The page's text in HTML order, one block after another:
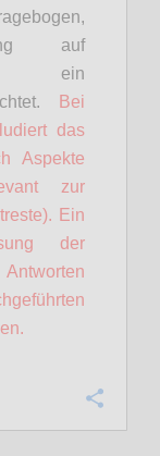
auf
ein
Bei
das
Aspekte
zur
Ein
der